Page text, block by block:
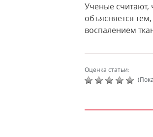
Ученые считают,
объясняется
воспалением
Оценка статьи: